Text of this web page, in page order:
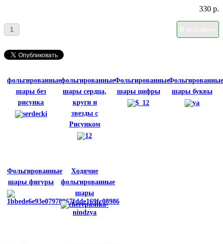
330 р.
фольгированные
шары без
рисунка
фольгированные
шары сердца,
круги и
звезды с
Рисунком
Фольгированные
шары цифры
Фольгированные
шары буквы
Фольгированные
шары фигуры
Ходячие
фольгированные
шары